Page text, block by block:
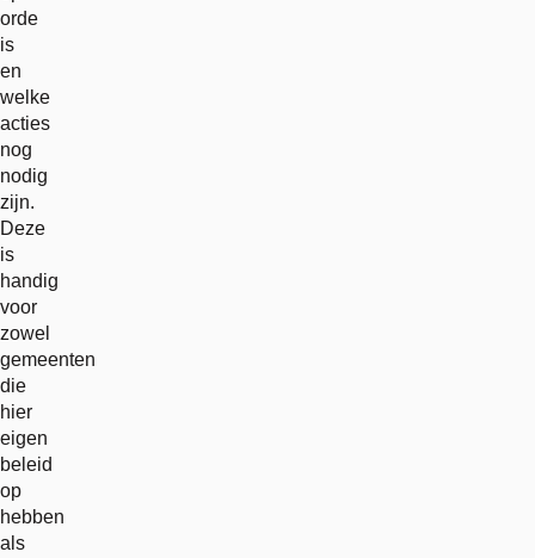
orde
is
en
welke
acties
nog
nodig
zijn.
Deze
is
handig
voor
zowel
gemeenten
die
hier
eigen
beleid
op
hebben
als